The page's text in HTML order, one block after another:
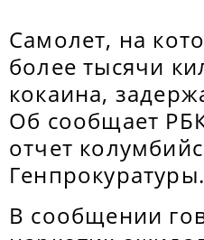
Самолет, на
более тысячи
кокаина,
Об сообщает
отчет
Генпрокуратуры.
В сообщении